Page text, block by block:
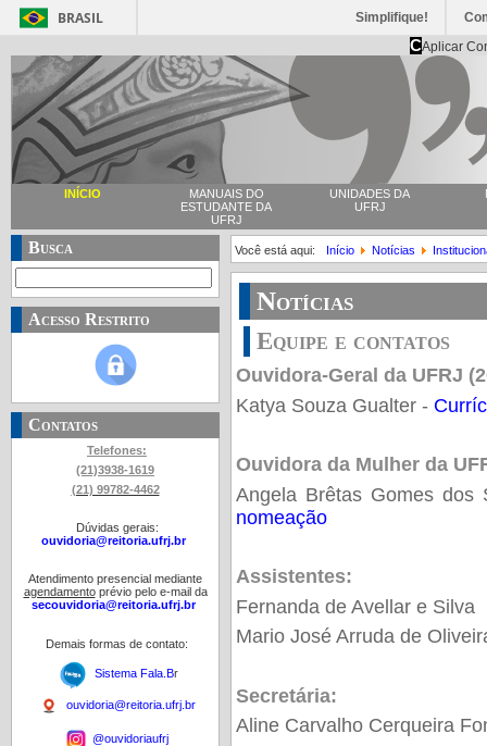
BRASIL Simplifique!
CAplicar
INÍCIO
MANUAIS DO
ESTUDANTE DA
UFRJ
UNIDADES DA
UFRJ
Busca
Acesso Restrito
Contatos
Telefones:
(21)3938-1619
(21) 99782-4462
Dúvidas gerais:
ouvidoria@reitoria.ufrj.br
Atendimento presencial mediante
agendamentoprévio pelo e-mail da
secouvidoria@reitoria.ufrj.br
Demais formas de contato:
Sistema Fala.Br
ouvidoria@reitoria.ufrj.br
@ouvidoriaufrj
Você está aqui: Início Notícias
Notícias
Equipe e contatos
Ouvidora-Geral da UFRJ
Katya Souza Gualter -
Ouvidora da Mulher da
Angela Brêtas Gomes
nomeação
Assistentes:
Fernanda de Avellar e Silva
Mario José Arruda de
Secretária:
Aline Carvalho Cerqueira